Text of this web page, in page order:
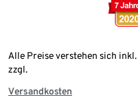
Alle Preise verstehen sich
zzgl.
Versandkosten